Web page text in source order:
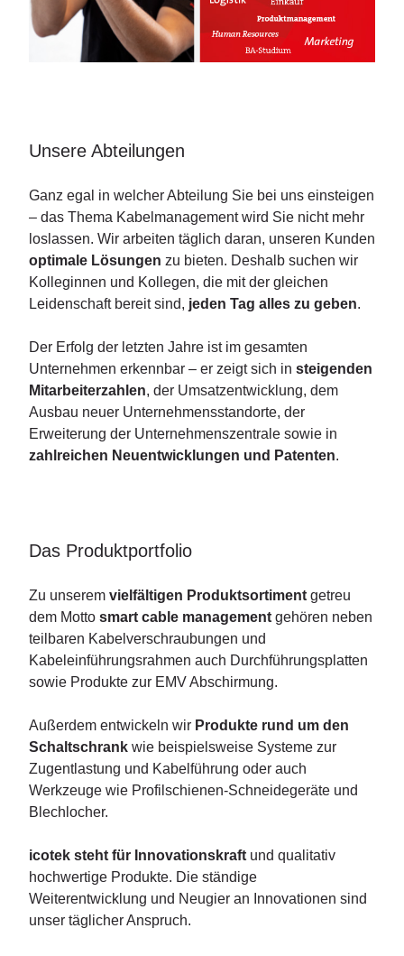
Unsere Abteilungen
Ganz egal in welcher Abteilung Sie bei uns einsteigen
– das Thema Kabelmanagement wird Sie nicht mehr
loslassen. Wir arbeiten täglich daran, unseren Kunden
optimale Lösungen zu bieten. Deshalb suchen wir
Kolleginnen und Kollegen, die mit der gleichen
Leidenschaft bereit sind, jeden Tag alles zu geben.
Der Erfolg der letzten Jahre ist im gesamten
Unternehmen erkennbar – er zeigt sich in steigenden
Mitarbeiterzahlen, der Umsatzentwicklung, dem
Ausbau neuer Unternehmensstandorte, der
Erweiterung der Unternehmenszentrale sowie in
zahlreichen Neuentwicklungen und Patenten.
Das Produktportfolio
Zu unserem vielfältigen Produktsortiment getreu
dem Motto smart cable management gehören neben
teilbaren Kabelverschraubungen und
Kabeleinführungsrahmen auch Durchführungsplatten
sowie Produkte zur EMV Abschirmung.
Außerdem entwickeln wir Produkte rund um den
Schaltschrank wie beispielsweise Systeme zur
Zugentlastung und Kabelführung oder auch
Werkzeuge wie Profilschienen-Schneidegeräte und
Blechlocher.
icotek steht für Innovationskraft und qualitativ
hochwertige Produkte. Die ständige
Weiterentwicklung und Neugier an Innovationen sind
unser täglicher Anspruch.